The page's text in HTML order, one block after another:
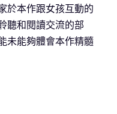
於本作跟女孩互動的
聽和閱讀交流的部
未能夠體會本作精髓